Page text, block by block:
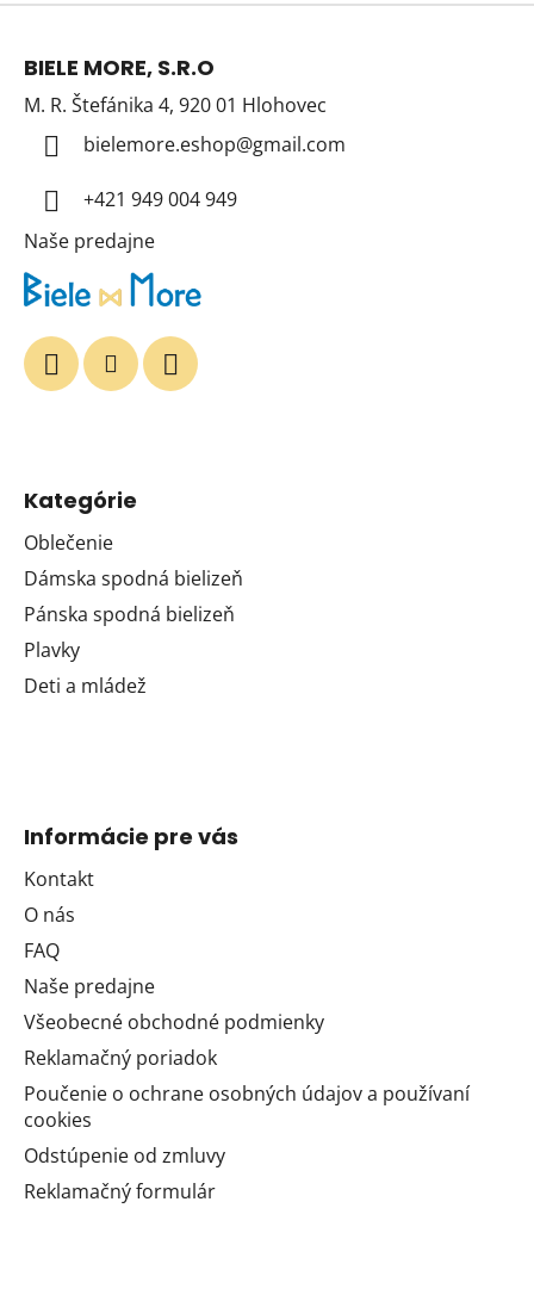
BIELE MORE, S.R.O
M. R. Štefánika 4, 920 01 Hlohovec
bielemore.eshop@gmail.com
+421 949 004 949
Naše predajne
Kategórie
Oblečenie
Dámska spodná bielizeň
Pánska spodná bielizeň
Plavky
Deti a mládež
Informácie pre vás
Kontakt
O nás
FAQ
Naše predajne
Všeobecné obchodné podmienky
Reklamačný poriadok
Poučenie o ochrane osobných údajov a používaní
cookies
Odstúpenie od zmluvy
Reklamačný formulár